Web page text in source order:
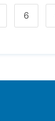
6